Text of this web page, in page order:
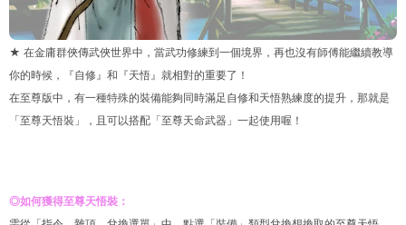
★ 在金庸群俠傳武俠世界中，當武功修練到一個境界，再也沒有師傅能繼續教導
你的時候，『自修』和『天悟』就相對的重要了！
在至尊版中，有一種特殊的裝備能夠同時滿足自修和天悟熟練度的提升，那就是
「至尊天悟裝」，且可以搭配「至尊天命武器」一起使用喔！
◎如何獲得至尊天悟裝：